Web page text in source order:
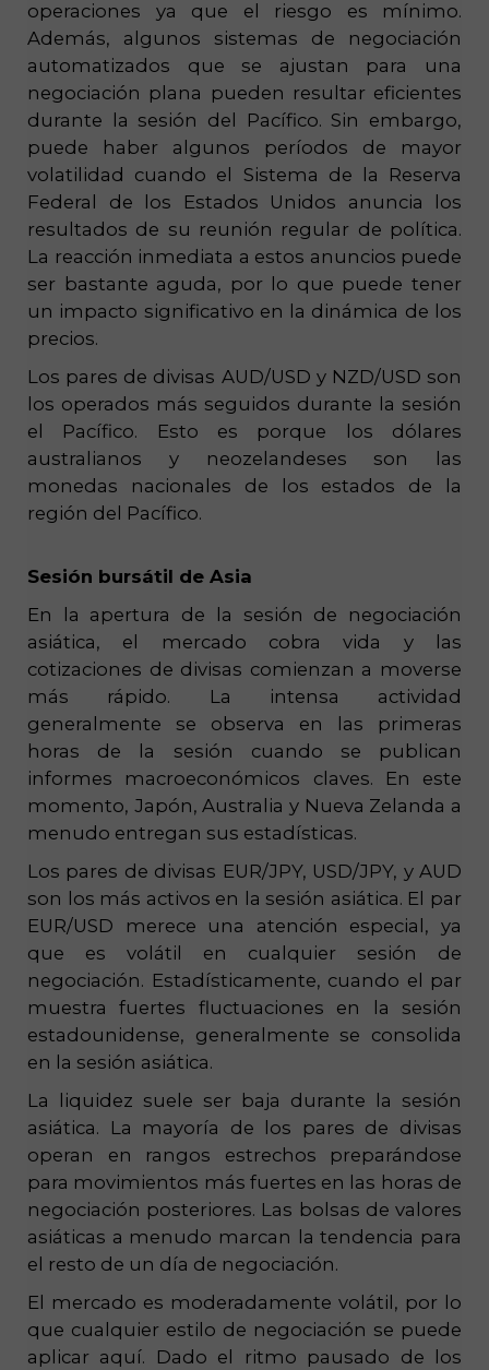
operaciones ya que el riesgo es mínimo.
Además, algunos sistemas de negociación
automatizados que se ajustan para una
negociación plana pueden resultar eficientes
durante la sesión del Pacífico. Sin embargo,
puede haber algunos períodos de mayor
volatilidad cuando el Sistema de la Reserva
Federal de los Estados Unidos anuncia los
resultados de su reunión regular de política.
La reacción inmediata a estos anuncios puede
ser bastante aguda, por lo que puede tener
un impacto significativo en la dinámica de los
precios.
Los pares de divisas AUD/USD y NZD/USD son
los operados más seguidos durante la sesión
el Pacífico. Esto es porque los dólares
australianos y neozelandeses son las
monedas nacionales de los estados de la
región del Pacífico.
Sesión bursátil de Asia
En la apertura de la sesión de negociación
asiática, el mercado cobra vida y las
cotizaciones de divisas comienzan a moverse
más rápido. La intensa actividad
generalmente se observa en las primeras
horas de la sesión cuando se publican
informes macroeconómicos claves. En este
momento, Japón, Australia y Nueva Zelanda a
menudo entregan sus estadísticas.
Los pares de divisas EUR/JPY, USD/JPY, y AUD
son los más activos en la sesión asiática. El par
EUR/USD merece una atención especial, ya
que es volátil en cualquier sesión de
negociación. Estadísticamente, cuando el par
muestra fuertes fluctuaciones en la sesión
estadounidense, generalmente se consolida
en la sesión asiática.
La liquidez suele ser baja durante la sesión
asiática. La mayoría de los pares de divisas
operan en rangos estrechos preparándose
para movimientos más fuertes en las horas de
negociación posteriores. Las bolsas de valores
asiáticas a menudo marcan la tendencia para
el resto de un día de negociación.
El mercado es moderadamente volátil, por lo
que cualquier estilo de negociación se puede
aplicar aquí. Dado el ritmo pausado de los